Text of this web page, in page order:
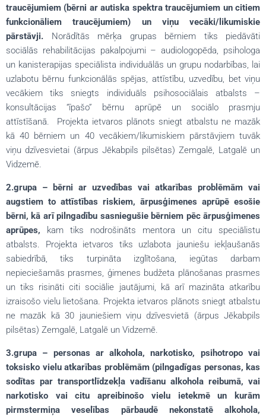
traucējumiem (bērni ar autiska spektra traucējumiem un citiem
funkcionāliem traucējumiem) un viņu vecāki/likumiskie
pārstāvji. Norādītās mērķa grupas bērniem tiks piedāvāti
sociālās rehabilitācijas pakalpojumi – audiologopēda, psihologa
un kanisterapijas speciālista individuālās un grupu nodarbības, lai
uzlabotu bērnu funkcionālās spējas, attīstību, uzvedību, bet viņu
vecākiem tiks sniegts individuāls psihosociālais atbalsts –
konsultācijas “īpašo” bērnu aprūpē un sociālo prasmju
attīstīšanā. Projekta ietvaros plānots sniegt atbalstu ne mazāk
kā 40 bērniem un 40 vecākiem/likumiskiem pārstāvjiem tuvāk
viņu dzīvesvietai (ārpus Jēkabpils pilsētas) Zemgalē, Latgalē un
Vidzemē.
2.grupa – bērni ar uzvedības vai atkarības problēmām vai
augstiem to attīstības riskiem, ārpusģimenes aprūpē esošie
bērni, kā arī pilngadību sasniegušie bērniem pēc ārpusģimenes
aprūpes, kam tiks nodrošināts mentora un citu speciālistu
atbalsts. Projekta ietvaros tiks uzlabota jauniešu iekļaušanās
sabiedrībā, tiks turpināta izglītošana, iegūtas darbam
nepieciešamās prasmes, ģimenes budžeta plānošanas prasmes
un tiks risināti citi sociālie jautājumi, kā arī mazināta atkarību
izraisošo vielu lietošana. Projekta ietvaros plānots sniegt atbalstu
ne mazāk kā 30 jauniešiem viņu dzīvesvietā (ārpus Jēkabpils
pilsētas) Zemgalē, Latgalē un Vidzemē.
3.grupa – personas ar alkohola, narkotisko, psihotropo vai
toksisko vielu atkarības problēmām (pilngadīgas personas, kas
sodītas par transportlīdzekļa vadīšanu alkohola reibumā, vai
narkotisko vai citu apreibinošo vielu ietekmē
un kurām
pirmstermiņa veselības pārbaudē nekonstatē alkohola,